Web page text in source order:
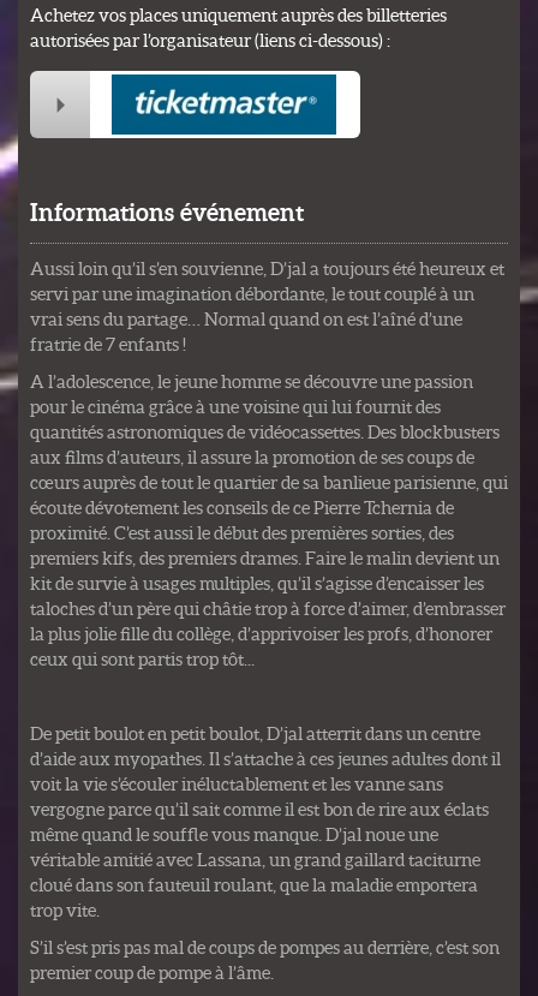
Achetez vos places uniquement auprès des billetteries
autorisées par l’organisateur (liens ci-dessous) :
Informations événement
Aussi loin qu’il s’en souvienne, D’jal a toujours été heureux et
servi par une imagination débordante, le tout couplé à un
vrai sens du partage… Normal quand on est l’aîné d’une
fratrie de 7 enfants !
A l’adolescence, le jeune homme se découvre une passion
pour le cinéma grâce à une voisine qui lui fournit des
quantités astronomiques de vidéocassettes. Des blockbusters
aux films d’auteurs, il assure la promotion de ses coups de
cœurs auprès de tout le quartier de sa banlieue parisienne, qui
écoute dévotement les conseils de ce Pierre Tchernia de
proximité. C’est aussi le début des premières sorties, des
premiers kifs, des premiers drames. Faire le malin devient un
kit de survie à usages multiples, qu’il s’agisse d’encaisser les
taloches d’un père qui châtie trop à force d’aimer, d’embrasser
la plus jolie fille du collège, d’apprivoiser les profs, d’honorer
ceux qui sont partis trop tôt...
De petit boulot en petit boulot, D’jal atterrit dans un centre
d’aide aux myopathes. Il s’attache à ces jeunes adultes dont il
voit la vie s’écouler inéluctablement et les vanne sans
vergogne parce qu’il sait comme il est bon de rire aux éclats
même quand le souffle vous manque. D’jal noue une
véritable amitié avec Lassana, un grand gaillard taciturne
cloué dans son fauteuil roulant, que la maladie emportera
trop vite.
S’il s’est pris pas mal de coups de pompes au derrière, c’est son
premier coup de pompe à l’âme.